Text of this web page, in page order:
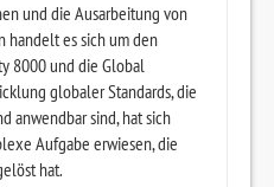
und die Ausarbeitung von
handelt es sich um den
8000 und die Global
globaler Standards, die
anwendbar sind, hat sich
Aufgabe erwiesen, die
hat.